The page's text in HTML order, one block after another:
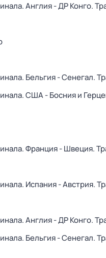
Англия - ДР Конго.
Бельгия - Сенегал.
США - Босния и
Франция - Швеция.
Испания - Австрия.
Англия - ДР Конго.
Бельгия - Сенегал.